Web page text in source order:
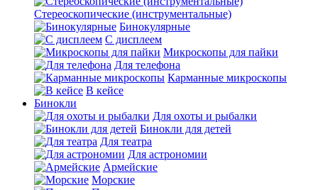
Стереоскопические (инструментальные)
Бинокулярные
С дисплеем
Микроскопы для пайки
Для телефона
Карманные микроскопы
В кейсе
Бинокли
Для охоты и рыбалки
Бинокли для детей
Для театра
Для астрономии
Армейские
Морские